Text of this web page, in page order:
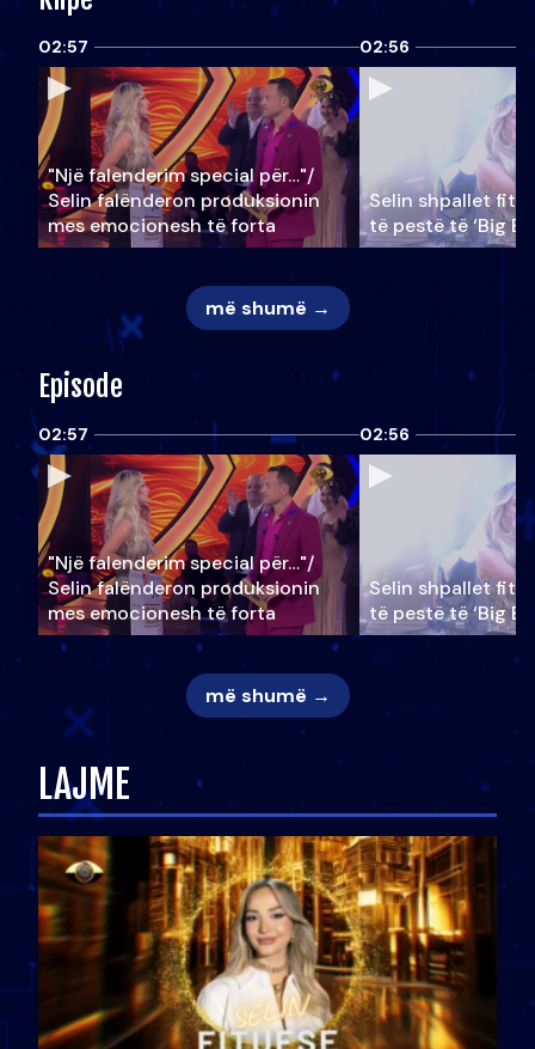
02:57
"Një falenderim special për…"/
Selin falënderon produksionin
mes emocionesh të forta
02:56
Selin shpallet
të pestë të ‘Big
më shumë →
Episode
02:57
"Një falenderim special për…"/
Selin falënderon produksionin
mes emocionesh të forta
02:56
Selin shpallet
të pestë të ‘Big
më shumë →
LAJME